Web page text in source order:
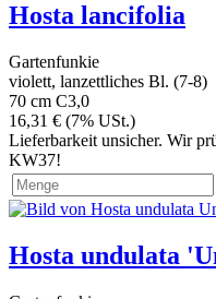
Hosta lancifolia
Gartenfunkie
violett, lanzettliches Bl. (7-8)
70 cm C3,0
16,31 € (7% USt.)
Lieferbarkeit unsicher. Wir
KW37!
Hosta undulata